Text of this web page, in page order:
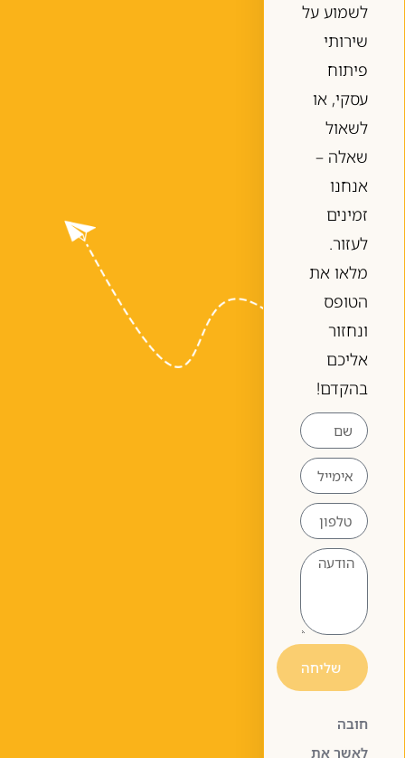
לשמוע על
שירותי
פיתוח
עסקי, או
לשאול
שאלה –
אנחנו
זמינים
לעזור.
מלאו את
הטופס
ונחזור
אליכם
בהקדם!
שליחה
חובה
לאשר את